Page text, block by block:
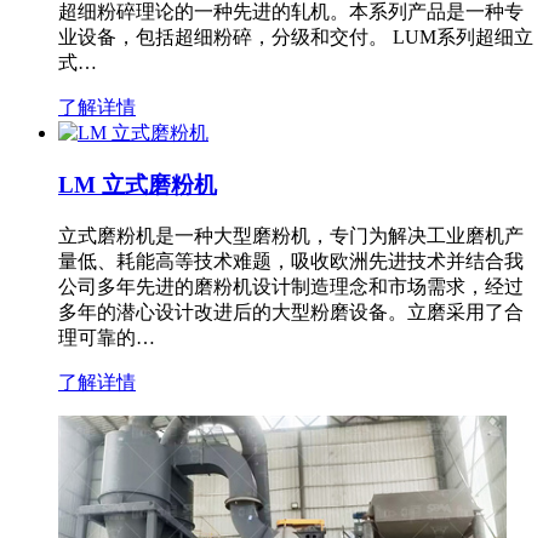
超细粉碎理论的一种先进的轧机。本系列产品是一种专
业设备，包括超细粉碎，分级和交付。 LUM系列超细立
式…
了解详情
LM 立式磨粉机
立式磨粉机是一种大型磨粉机，专门为解决工业磨机产
量低、耗能高等技术难题，吸收欧洲先进技术并结合我
公司多年先进的磨粉机设计制造理念和市场需求，经过
多年的潜心设计改进后的大型粉磨设备。立磨采用了合
理可靠的…
了解详情